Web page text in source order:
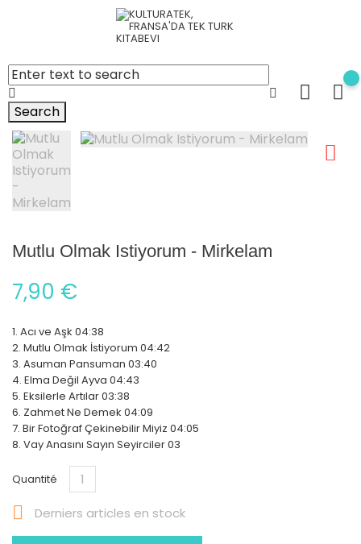
Search
Mutlu Olmak Istiyorum - Mirkelam
7,90 €
1. Acı ve Aşk 04:38
2. Mutlu Olmak İstiyorum 04:42
3. Asuman Pansuman 03:40
4. Elma Değil Ayva 04:43
5. Eksilerle Artılar 03:38
6. Zahmet Ne Demek 04:09
7. Bir Fotoğraf Çekinebilir Miyiz 04:05
8. Vay Anasını Sayın Seyirciler 03
Quantité
 Derniers articles en stock